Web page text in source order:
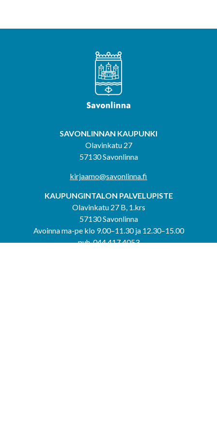
SAVONLINNAN KAUPUNKI
Olavinkatu 27
57130 Savonlinna
kirjaamo@savonlinna.fi
KAUPUNGINTALON PALVELUPISTE
Olavinkatu 27 B, 1.krs
57130 Savonlinna
Avoinna ma-pe klo 9.00–11.30 ja 12.30–15.00
puh. 044 417 4053